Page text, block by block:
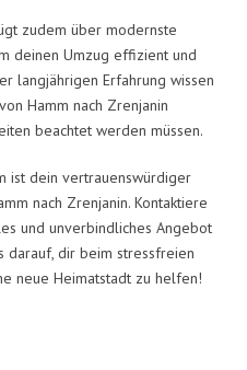
zudem über modernste
deinen Umzug effizient und
langjährigen Erfahrung wissen
Hamm nach Zrenjanin
beachtet werden müssen.
ist dein vertrauenswürdiger
nach Zrenjanin. Kontaktiere
und unverbindliches Angebot
darauf, dir beim stressfreien
neue Heimatstadt zu helfen!